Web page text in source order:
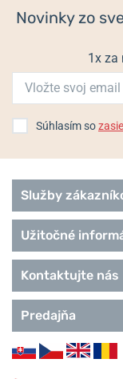
Informácie o
46, Postfach 55 23,
info@meistersinger.de
Populárne
Classic Plus
Editions
Meisterstücke
Remienky
Novinky zo
1x za
Súhlasím so
Služby
Užitočné
Kontaktujte nás
Predajňa